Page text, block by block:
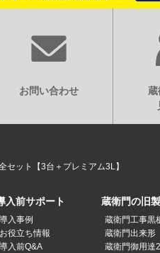
お問い合わせ
蔵
セット【3台＋プレミアム3L】
入前サポート
導入事例
お役立ち情報
導入前Q&A
蔵衛門の旧
蔵衛門工事黒
蔵衛門出来形
蔵衛門御用達